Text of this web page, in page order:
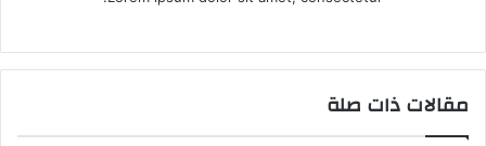
مقالات ذات صلة